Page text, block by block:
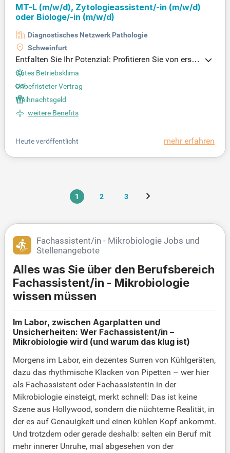
MT-L (m/w/d), Zytologieassistent/-in (m/w/d)
oder Biologe/-in (m/w/d)
Diagnostisches Netzwerk Pathologie
Schweinfurt
Entfalten Sie Ihr Potenzial: Profitieren Sie von erstk
lassigen fachlichen und persönlichen Entwicklung
schancen, die Ihre Karriere auf das nächste Level h
eben. Bewerben Sie sich jetzt und gestalten Sie Ihr
e Zukunft aktiv mit!
Gutes Betriebsklima
Unbefristeter Vertrag
Weihnachtsgeld
weitere Benefits
mehr erfahren
Heute veröffentlicht
1 2 3
Fachassistent/in - Mikrobiologie Jobs und
Stellenangebote
Alles was Sie über den Berufsbereich
Fachassistent/in - Mikrobiologie
wissen müssen
Im Labor, zwischen Agarplatten und
Unsicherheiten: Wer Fachassistent/in –
Mikrobiologie wird (und warum das klug ist)
Morgens im Labor, ein dezentes Surren von Kühlgeräten,
dazu das rhythmische Klacken von Pipetten – wer hier
als Fachassistent oder Fachassistentin in der
Mikrobiologie einsteigt, merkt schnell: Das ist keine
Szene aus Hollywood, sondern die nüchterne Realität, in
der es auf Genauigkeit und einen kühlen Kopf ankommt.
Und trotzdem oder gerade deshalb: selten ein Beruf mit
mehr innerer Unruhe, mal abgesehen von der